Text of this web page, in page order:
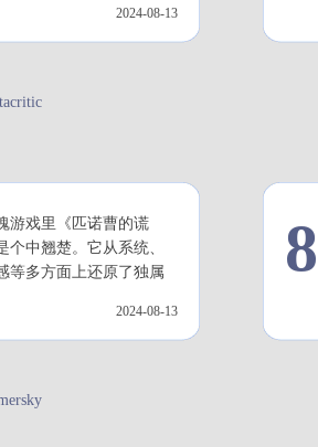
加一些奖励难度，那么
2024-08-13
游戏里《匹诺曹的谎
个中翘楚。它从系统、
等多方面上还原了独属
，又用武器拆装、义
变。
2024-08-13
8